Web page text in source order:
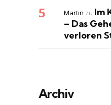
Martin zu Im
– Das
verloren
Archiv